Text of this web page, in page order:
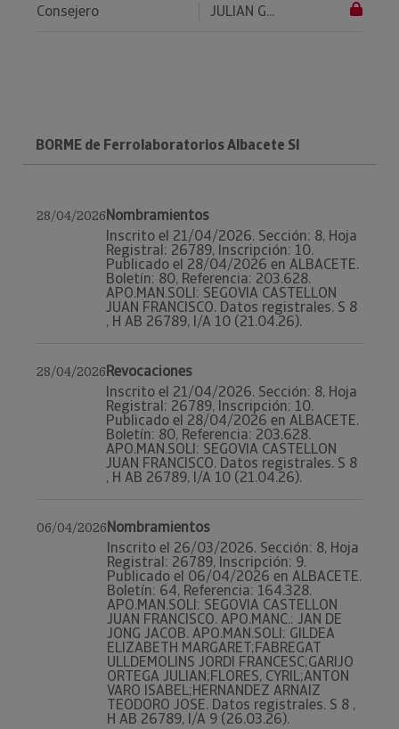
Consejero JULIAN G...
BORME de Ferrolaboratorios Albacete Sl
28/04/2026Nombramientos
Inscrito el 21/04/2026. Sección: 8, Hoja
Registral: 26789, Inscripción: 10.
Publicado el 28/04/2026 en ALBACETE.
Boletín: 80, Referencia: 203.628.
APO.MAN.SOLI: SEGOVIA CASTELLON
JUAN FRANCISCO. Datos registrales. S 8
, H AB 26789, I/A 10 (21.04.26).
28/04/2026Revocaciones
Inscrito el 21/04/2026. Sección: 8, Hoja
Registral: 26789, Inscripción: 10.
Publicado el 28/04/2026 en ALBACETE.
Boletín: 80, Referencia: 203.628.
APO.MAN.SOLI: SEGOVIA CASTELLON
JUAN FRANCISCO. Datos registrales. S 8
, H AB 26789, I/A 10 (21.04.26).
06/04/2026Nombramientos
Inscrito el 26/03/2026. Sección: 8, Hoja
Registral: 26789, Inscripción: 9.
Publicado el 06/04/2026 en ALBACETE.
Boletín: 64, Referencia: 164.328.
APO.MAN.SOLI: SEGOVIA CASTELLON
JUAN FRANCISCO. APO.MANC.: JAN DE
JONG JACOB. APO.MAN.SOLI: GILDEA
ELIZABETH MARGARET;FABREGAT
ULLDEMOLINS JORDI FRANCESC;GARIJO
ORTEGA JULIAN;FLORES, CYRIL;ANTON
VARO ISABEL;HERNANDEZ ARNAIZ
TEODORO JOSE. Datos registrales. S 8 ,
H AB 26789, I/A 9 (26.03.26).